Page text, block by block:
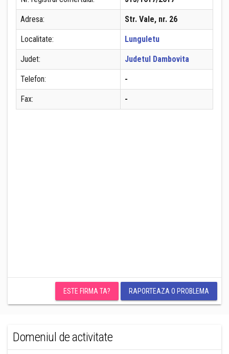
Adresa: Str. Vale, nr. 26
Localitate: Lunguletu
Judet: Judetul Dambovita
Telefon: -
Fax: -
ESTE FIRMA TA? RAPORTEAZA O PROBLEMA
Domeniul de activitate